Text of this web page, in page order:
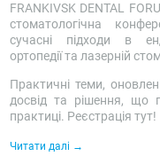
FRANKIVSK DENTAL
стоматологічна
сучасні підходи в
ортопедії та лазерній
Практичні теми,
досвід та рішення, що
практиці. Реєстрація тут!
Читати далі